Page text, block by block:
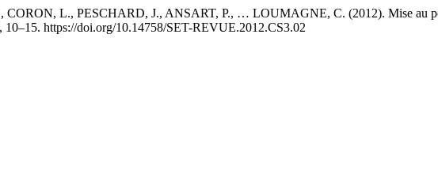
L., PESCHARD, J., ANSART, P., … LOUMAGNE, C. (2012). Mise au
10–15. https://doi.org/10.14758/SET-REVUE.2012.CS3.02